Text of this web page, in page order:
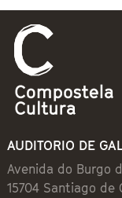
AUDITORIO DE
Avenida do Burgo
15704 Santiago de